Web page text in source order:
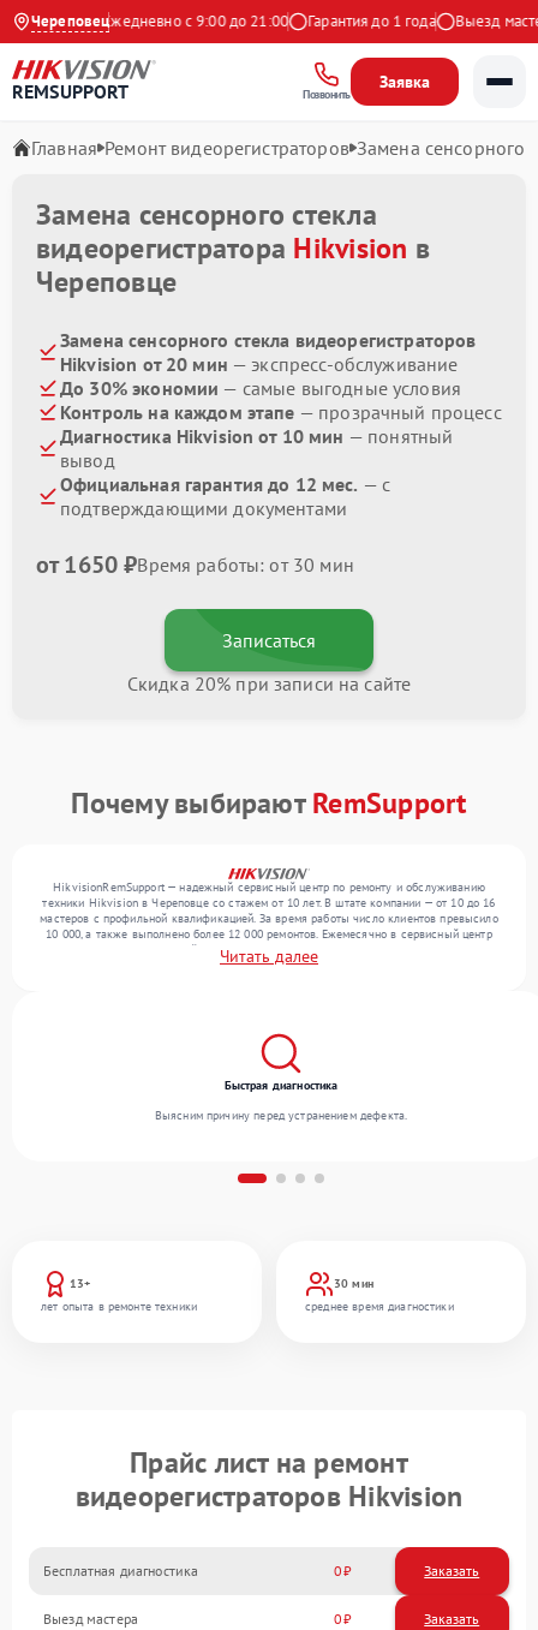
Череповец
Яндекс Ежедневно с 9:00 до 21:00 Гарантия до 1 года Выезд
REMSUPPORT Позвонить
Заявка
Главная Ремонт видеорегистраторов Замена сенсорного
Замена сенсорного стекла
видеорегистратора Hikvision в
Череповце
Замена сенсорного стекла видеорегистраторов
Hikvision от 20 мин — экспресс-обслуживание
До 30% экономии — самые выгодные условия
Контроль на каждом этапе — прозрачный процесс
Диагностика Hikvision от 10 мин — понятный
вывод
Официальная гарантия до 12 мес. — с
подтверждающими документами
от 1650 ₽Время работы: от 30 мин
Записаться
Скидка 20% при записи на сайте
Почему выбираютRemSupport
HikvisionRemSupport — надежный сервисный центр по ремонту и обслуживанию
техники Hikvision в Череповце со стажем от 10 лет. В штате компании — от 10 до 16
мастеров с профильной квалификацией. За время работы число клиентов превысило
10 000, а также выполнено более 12 000 ремонтов. Ежемесячно в сервисный центр
поступает от 300 устройств, включая , , . Мы работаем с широким спектром
неисправностей и поддерживаем высокий стандарт качества благодаря отлаженным
Читать далее
13+
лет опыта в ремонте техники
30 мин
среднее время диагностики
Быстрая диагностика
Выясним причину перед устранением дефекта.
Прайс лист на ремонт
видеорегистраторов Hikvision
Бесплатная диагностика 0 Заказать
Выезд мастера 0 Заказать